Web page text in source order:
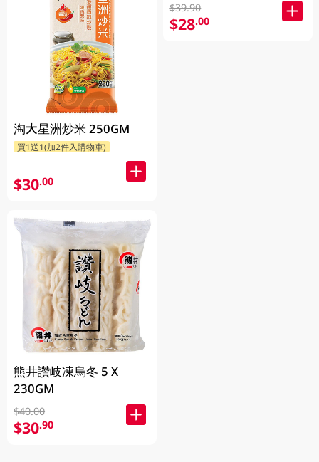
淘大星洲炒米 250GM
買1送1(加2件入購物車)
$30.00
熊井讚岐凍烏冬 5 X
230GM
$40.00
$30.90
$39.90
$28.00